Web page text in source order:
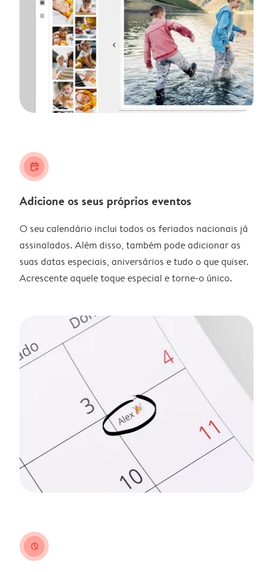
calendar_plus
Adicione os seus próprios eventos
O seu calendário inclui todos os feriados nacionais já
assinalados. Além disso, também pode adicionar as
suas datas especiais, aniversários e tudo o que quiser.
Acrescente aquele toque especial e torne-o único.
clock